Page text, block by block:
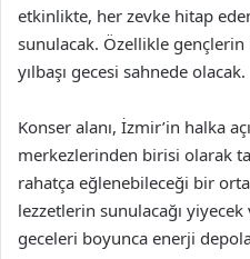
etkinlikte, her zevke hitap
sunulacak. Özellikle
yılbaşı gecesi sahnede olacak.
Konser alanı, İzmir’in halka
merkezlerinden birisi olarak
rahatça eğlenebileceği bir
lezzetlerin sunulacağı
geceleri boyunca enerji